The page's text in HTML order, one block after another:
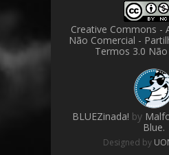
Creative Commons -
Não Comercial -
Termos 3.0
BLUEZinada! by
Blue.
Designed by